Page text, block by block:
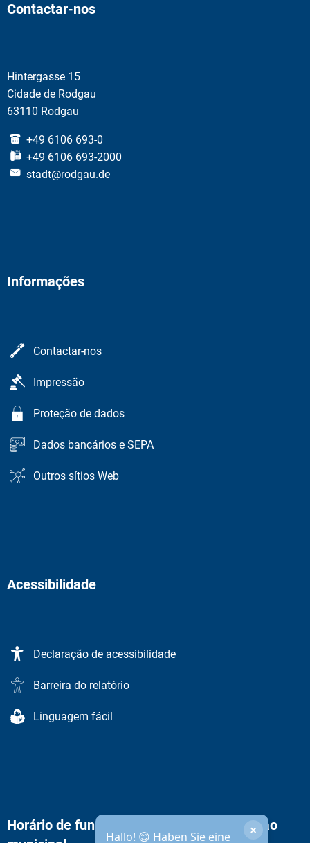
Contactar-nos
Hintergasse 15
Cidade de Rodgau
63110 Rodgau
+49 6106 693-0
+49 6106 693-2000
stadt@rodgau.de
Informações
Contactar-nos
Impressão
Proteção de dados
Dados bancários e SEPA
Outros sítios Web
Acessibilidade
Declaração de acessibilidade
Barreira do relatório
Linguagem fácil
Hallo! 😊 Haben Sie eine ×
Horário de funcionamento da administração